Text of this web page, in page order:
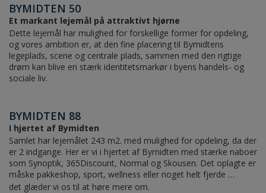
BYMIDTEN 50
Et markant lejemål på attraktivt hjørne
Dette lejemål har mulighed for forskellige former for opdeling,
og vores ambition er, at den fine placering til Bymidtens
legeplads, scene og centrale plads, sammen med den rigtige
drøm kan blive en stærk identitetsmarkør i byens handels- og
sociale liv.
BYMIDTEN 88
I hjertet af Bymidten
Samlet har lejemålet 243 m2. med mulighed for opdeling, da der
er 2 indgange. Her er vi i hjertet af Bymidten med stærke naboer
som Synoptik, 365Discount, Normal og Skousen. Det oplagte er
måske pakkeshop, sport, wellness eller noget helt fjerde …
det glæder vi os til at høre mere om.